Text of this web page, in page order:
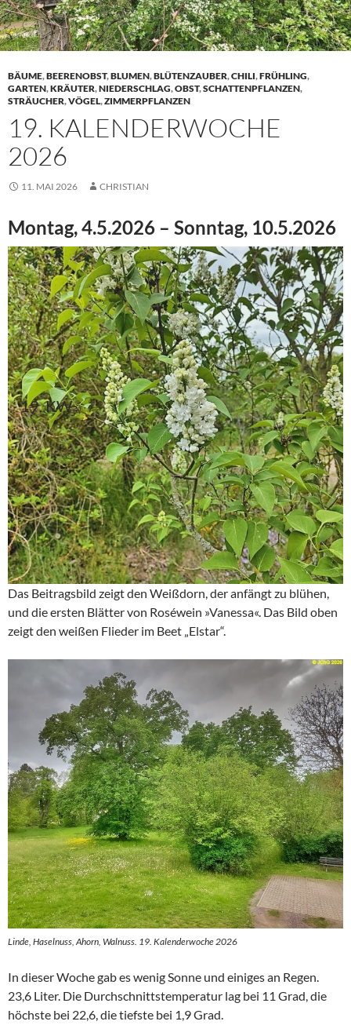
BÄUME,BEERENOBST,BLUMEN,BLÜTENZAUBER,CHILI,FRÜHLING,
GARTEN,KRÄUTER,NIEDERSCHLAG,OBST,SCHATTENPFLANZEN,
STRÄUCHER,VÖGEL,ZIMMERPFLANZEN
19. KALENDERWOCHE
2026
11. MAI 2026 CHRISTIAN
Montag, 4.5.2026 – Sonntag, 10.5.2026
19. KW
Das Beitragsbild zeigt den Weißdorn, der anfängt zu blühen,
und die ersten Blätter von Roséwein »Vanessa«. Das Bild oben
zeigt den weißen Flieder im Beet „Elstar“.
Linde, Haselnuss, Ahorn, Walnuss. 19. Kalenderwoche 2026
In dieser Woche gab es wenig Sonne und einiges an Regen.
23,6 Liter. Die Durchschnittstemperatur lag bei 11 Grad, die
höchste bei 22,6, die tiefste bei 1,9 Grad.